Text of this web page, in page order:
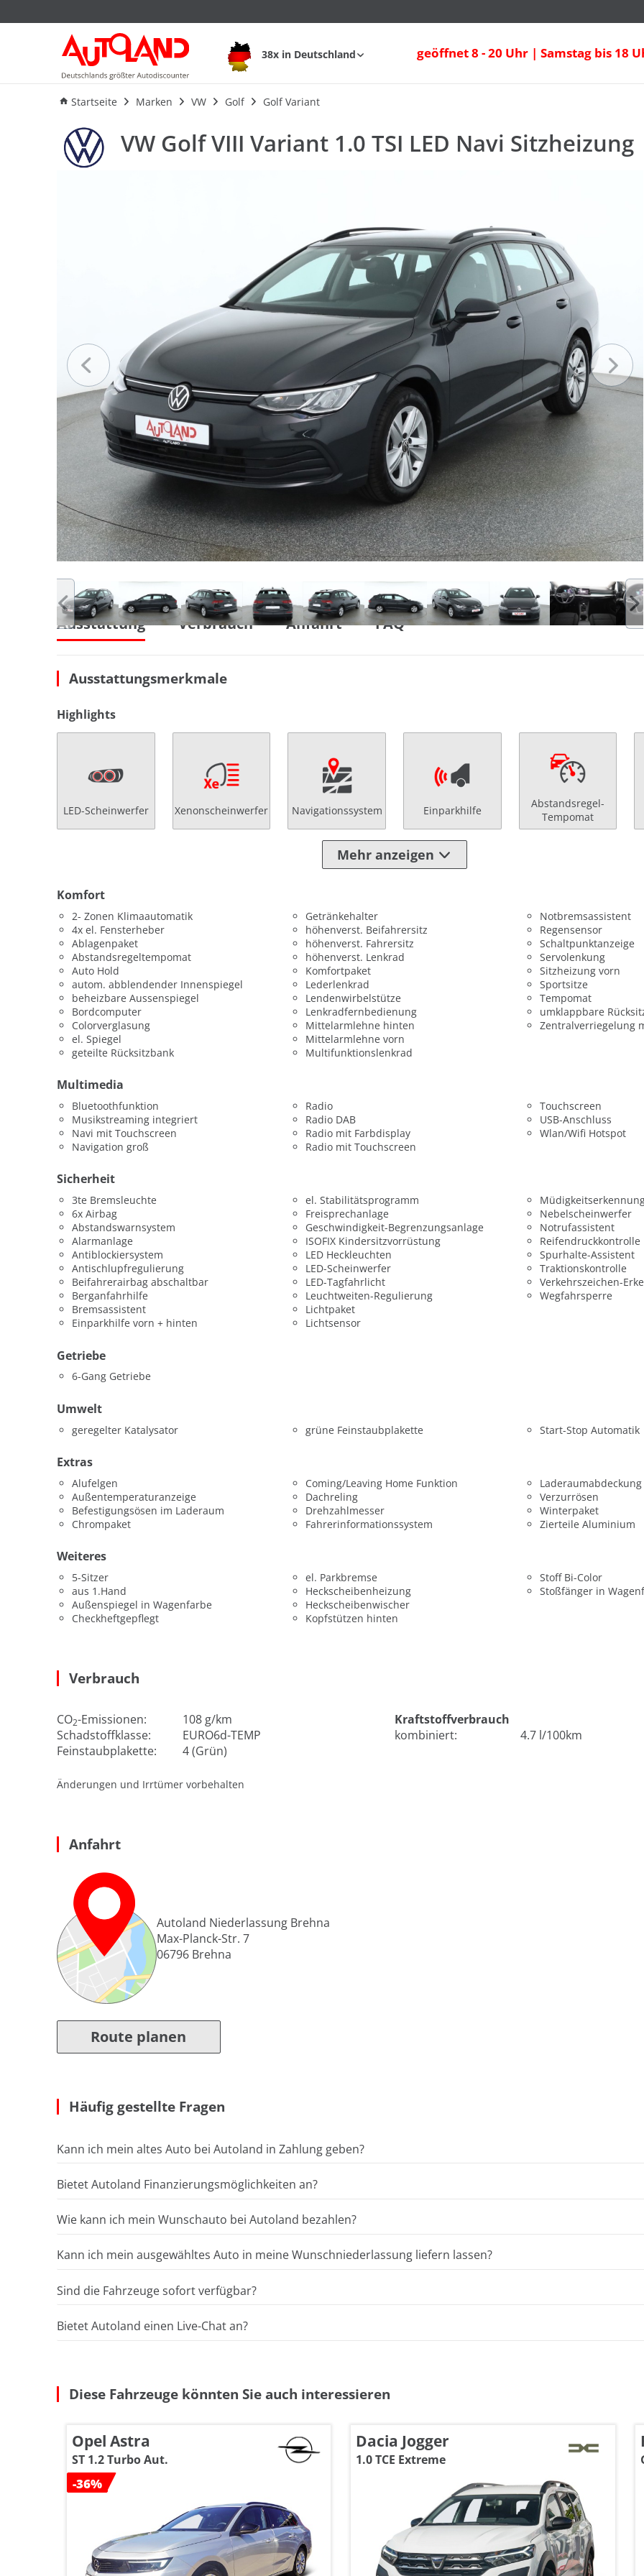
38x in Deutschland geöffnet 8 - 20 Uhr | Samstag bis 18
Startseite Marken VW Golf Golf Variant
VW Golf VIII Variant 1.0 TSI LED Navi Sitzheizung
Ausstattung Verbrauch
VW Golf VIII Variant 1.0 TSI LED Navi Sitzheizung
Ausstattung Verbrauch Anfahrt FAQ
Ausstattungsmerkmale
Highlights
LED-Scheinwerfer Xenonscheinwerfer Navigationssystem Einparkhilfe
Abstandsregel-
Tempomat
Mehr anzeigen
Komfort
2- Zonen Klimaautomatik
4x el. Fensterheber
Ablagenpaket
Abstandsregeltempomat
Auto Hold
autom. abblendender Innenspiegel
beheizbare Aussenspiegel
Bordcomputer
Colorverglasung
el. Spiegel
geteilte Rücksitzbank
Getränkehalter
höhenverst. Beifahrersitz
höhenverst. Fahrersitz
höhenverst. Lenkrad
Komfortpaket
Lederlenkrad
Lendenwirbelstütze
Lenkradfernbedienung
Mittelarmlehne hinten
Mittelarmlehne vorn
Multifunktionslenkrad
Notbremsassistent
Regensensor
Schaltpunktanzeige
Servolenkung
Sitzheizung vorn
Sportsitze
Tempomat
umklappbare
Zentralverriegelung
Multimedia
Bluetoothfunktion
Musikstreaming integriert
Navi mit Touchscreen
Navigation groß
Radio
Radio DAB
Radio mit Farbdisplay
Radio mit Touchscreen
Touchscreen
USB-Anschluss
Wlan/Wifi Hotspot
Sicherheit
3te Bremsleuchte
6x Airbag
Abstandswarnsystem
Alarmanlage
Antiblockiersystem
Antischlupfregulierung
Beifahrerairbag abschaltbar
Berganfahrhilfe
Bremsassistent
Einparkhilfe vorn + hinten
el. Stabilitätsprogramm
Freisprechanlage
Geschwindigkeit-Begrenzungsanlage
ISOFIX Kindersitzvorrüstung
LED Heckleuchten
LED-Scheinwerfer
LED-Tagfahrlicht
Leuchtweiten-Regulierung
Lichtpaket
Lichtsensor
Nebelscheinwerfer
Notrufassistent
Reifendruckkontrolle
Spurhalte-Assistent
Traktionskontrolle
Verkehrszeichen-
Wegfahrsperre
Getriebe
6-Gang Getriebe
Umwelt
geregelter Katalysator grüne Feinstaubplakette Start-Stop Automatik
Extras
Alufelgen
Außentemperaturanzeige
Befestigungsösen im Laderaum
Chrompaket
Coming/Leaving Home Funktion
Dachreling
Drehzahlmesser
Fahrerinformationssystem
Laderaumabdeckung
Verzurrösen
Winterpaket
Zierteile Aluminium
Weiteres
5-Sitzer
aus 1.Hand
Außenspiegel in Wagenfarbe
Checkheftgepflegt
el. Parkbremse
Heckscheibenheizung
Heckscheibenwischer
Kopfstützen hinten
Stoff Bi-Color
Stoßfänger in
Verbrauch
CO2-Emissionen:
108 g/km
Schadstoffklasse:
EURO6d-TEMP
Feinstaubplakette:
4 (Grün)
Kraftstoffverbrauch
kombiniert:
4.7 l/100km
Änderungen und Irrtümer vorbehalten
Anfahrt
Autoland Niederlassung Brehna
Max-Planck-Str. 7
06796 Brehna
Route planen
Häufig gestellte Fragen
Kann ich mein altes Auto bei Autoland in Zahlung geben?
Bietet Autoland Finanzierungsmöglichkeiten an?
Wie kann ich mein Wunschauto bei Autoland bezahlen?
Kann ich mein ausgewähltes Auto in meine Wunschniederlassung liefern lassen?
Sind die Fahrzeuge sofort verfügbar?
Bietet Autoland einen Live-Chat an?
Diese Fahrzeuge könnten Sie auch interessieren
Opel Astra
ST 1.2 Turbo Aut.
-36%
Dacia Jogger
1.0 TCE Extreme